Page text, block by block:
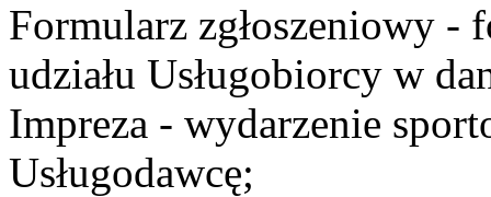
Formularz zgłoszeniowy -
udziału Usługobiorcy w
Impreza - wydarzenie
Usługodawcę;